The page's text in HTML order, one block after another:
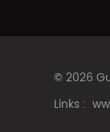
© 2026
Links :